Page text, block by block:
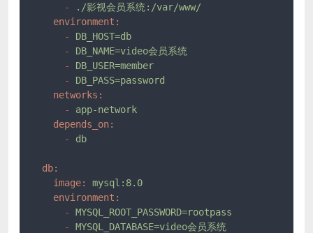
-
./影视会员系统:/var/www/
environment:
-
DB_HOST=db
-
DB_NAME=video会员系统
-
DB_USER=member
-
DB_PASS=password
networks:
-
app-network
depends_on:
-
db
db:
image:
mysql:8.0
environment:
-
MYSQL_ROOT_PASSWORD=rootpass
-
MYSQL_DATABASE=video会员系统